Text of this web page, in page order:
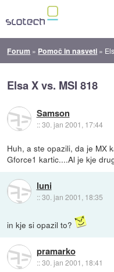
Forum » Pomoč in nasveti »
Elsa X vs. MSI 818
Samson
::30. jan 2001, 17:44
Huh, a ste opazili, da je MX
Gforce1 kartic....Al je kje
luni
::30. jan 2001, 18:35
in kje si opazil to?
pramarko
::30. jan 2001, 18:41